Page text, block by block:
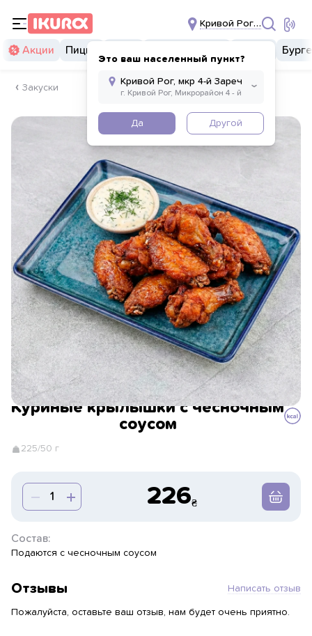
Кривой Рог, мкр 4-й
Это ваш населенный пункт?
Да Другой
Акции Пицца
Закуски
Куриные крылышки с чесночным
соусом
225/50 г
226
Состав:
Подаются с чесночным соусом
Отзывы Написать отзыв
Пожалуйста, оставьте ваш отзыв, нам будет очень приятно.